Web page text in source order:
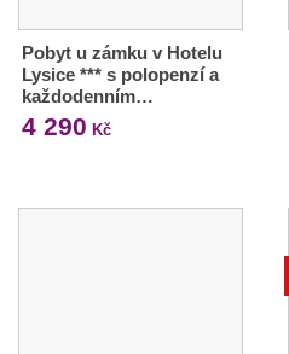
Pobyt u zámku v Hotelu
Lysice *** s polopenzí a
každodenním…
4 290 Kč